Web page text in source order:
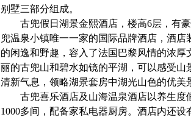
别墅三部分组成。
古兜假日湖景金熙酒店，楼高6层，有豪
兜温泉小镇唯一一家的国际品牌酒店，酒店
的闲逸和野趣，容入了法国巴黎风情的浓厚
丽的古兜山和碧水如镜的平湖，可以感受山
清新气息，领略湖景套房中湖光山色的优美
古兜喜乐酒店及山海温泉酒店以养生度
1000多间，配备家私电器厨房。酒店内还设